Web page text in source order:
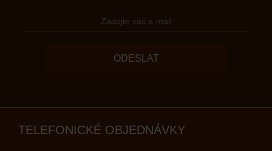
ODESLAT
TELEFONICKÉ OBJEDNÁVKY